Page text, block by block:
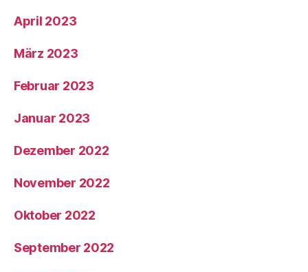
April 2023
März 2023
Februar 2023
Januar 2023
Dezember 2022
November 2022
Oktober 2022
September 2022